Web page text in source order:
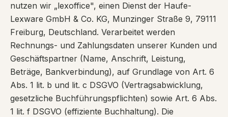
nutzen wir „lexoffice", einen Dienst der Haufe-
Lexware GmbH & Co. KG, Munzinger Straße 9, 79111
Freiburg, Deutschland. Verarbeitet werden
Rechnungs- und Zahlungsdaten unserer Kunden und
Geschäftspartner (Name, Anschrift, Leistung,
Beträge, Bankverbindung), auf Grundlage von Art. 6
Abs. 1 lit. b und lit. c DSGVO (Vertragsabwicklung,
gesetzliche Buchführungspflichten) sowie Art. 6 Abs.
1 lit. f DSGVO (effiziente Buchhaltung). Die